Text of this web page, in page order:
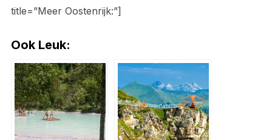
title=”Meer Oostenrijk:”]
Ook Leuk: